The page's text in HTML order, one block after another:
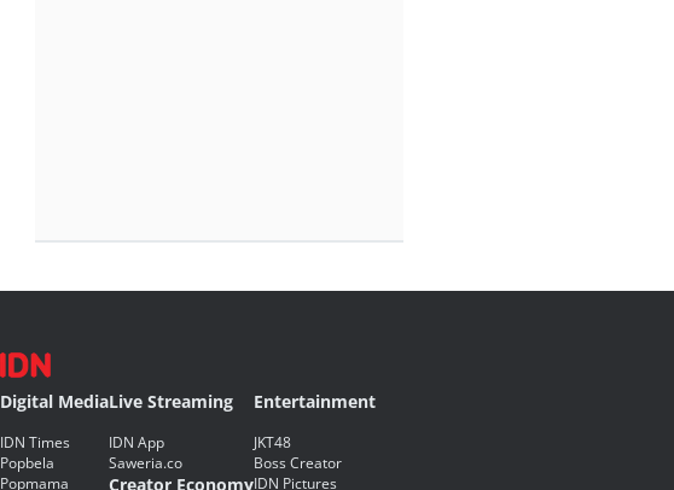
Digital Media
IDN Times
Popbela
Popmama
Live Streaming
IDN App
Saweria.co
Creator Economy
Entertainment
JKT48
Boss Creator
IDN Pictures